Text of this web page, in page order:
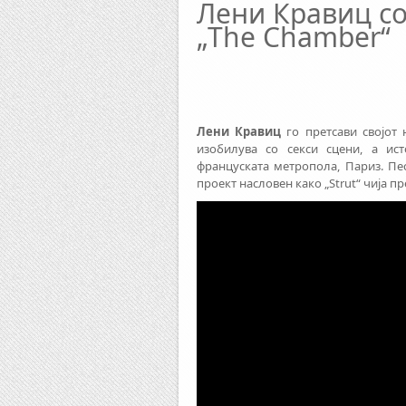
Лени Кравиц
„The Chamber“
Лени Кравиц го претсави
изобилува со секси сцени, а
француската метропола, Париз.
проект насловен како „Strut“ чија